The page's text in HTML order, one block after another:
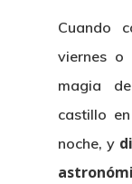
Cuando
viernes o
magia
castillo
noche, y